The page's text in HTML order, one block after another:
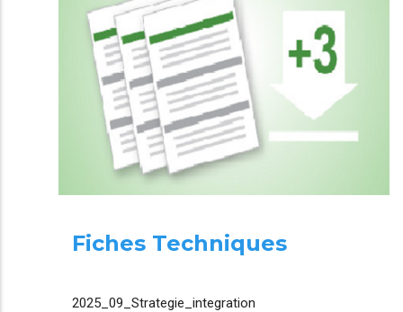
Fiches Techniques
2025_09_Strategie_integration